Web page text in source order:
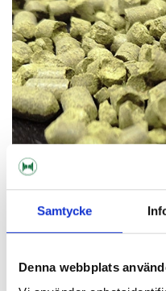
Samtycke
Denna webbplats
VI